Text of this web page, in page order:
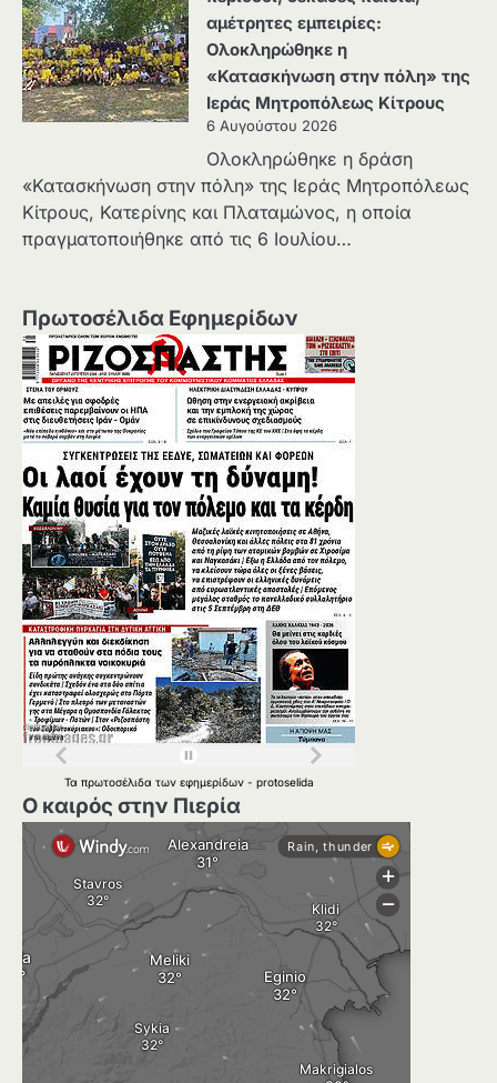
αμέτρητες εμπειρίες:
Ολοκληρώθηκε η
«Κατασκήνωση στην πόλη» της
Ιεράς Μητροπόλεως Κίτρους
6 Αυγούστου 2026
Ολοκληρώθηκε η δράση
«Κατασκήνωση στην πόλη» της Ιεράς Μητροπόλεως
Κίτρους, Κατερίνης και Πλαταμώνος, η οποία
πραγματοποιήθηκε από τις 6 Ιουλίου…
Πρωτοσέλιδα Εφημερίδων
Τα πρωτοσέλιδα των εφημερίδων - protoselida
Ο καιρός στην Πιερία